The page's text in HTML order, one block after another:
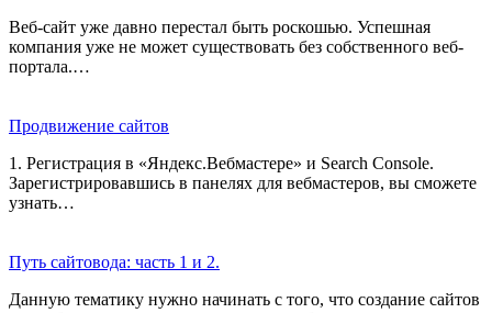
Веб-сайт уже давно перестал быть роскошью. Успешная
компания уже не может существовать без собственного веб-
портала.…
Продвижение сайтов
1. Регистрация в «Яндекс.Вебмастере» и Search Console.
Зарегистрировавшись в панелях для вебмастеров, вы сможете
узнать…
Путь сайтовода: часть 1 и 2.
Данную тематику нужно начинать с того, что создание сайтов